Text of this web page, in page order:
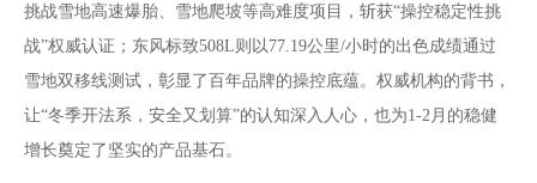
挑战雪地高速爆胎、雪地爬坡等高难度项目，斩获“操控稳定性挑
战”权威认证；东风标致508L则以77.19公里/小时的出色成绩通过
雪地双移线测试，彰显了百年品牌的操控底蕴。权威机构的背书，
让“冬季开法系，安全又划算”的认知深入人心，也为1-2月的稳健
增长奠定了坚实的产品基石。